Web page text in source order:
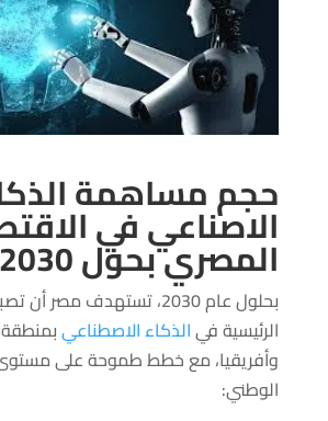
حجم مساهمة
الاصناعي في
المصري بحول 2030
بحلول عام 2030، تستهدف
الرئيسية فيالذكاء الاصطناعي
وأفريقيا، مع خطط طموحة على
الوطني: